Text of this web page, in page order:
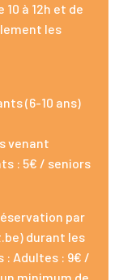
à 12h et de
les
(6-10 ans)
venant
: 5€ / seniors
par
durant les
: Adultes : 9€ /